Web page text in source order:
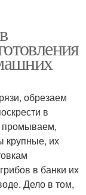
обрезаем
в
промываем,
крупные, их
в банки их
Дело в том,